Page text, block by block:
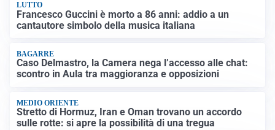
LUTTO
Francesco Guccini è morto a 86 anni: addio a un
cantautore simbolo della musica italiana
BAGARRE
Caso Delmastro, la Camera nega l’accesso alle chat:
scontro in Aula tra maggioranza e opposizioni
MEDIO ORIENTE
Stretto di Hormuz, Iran e Oman trovano un accordo
sulle rotte: si apre la possibilità di una tregua